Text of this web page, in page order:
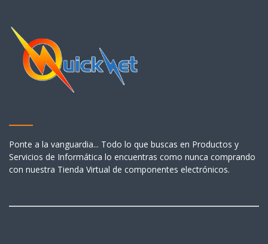
Ponte a la vanguardia... Todo lo que buscas en Productos y
Servicios de Informática lo encuentras como nunca comprando
con nuestra Tienda Virtual de componentes electrónicos.